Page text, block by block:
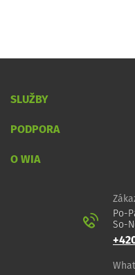
SLUŽBY
PODPORA
O WIA
Po-
So-